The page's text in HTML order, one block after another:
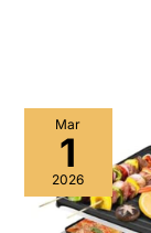
Mar
1
2026